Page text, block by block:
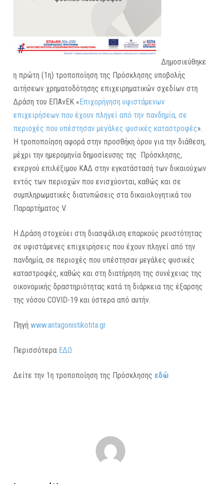
Δημοσιεύθηκε
η πρώτη (1η) τροποποίηση της Πρόσκλησης υποβολής
αιτήσεων χρηματοδότησης επιχειρηματικών σχεδίων στη
Δράση του ΕΠΑνΕΚ «Επιχορήγηση υφιστάμενων
επιχειρήσεων που έχουν πληγεί από την πανδημία, σε
περιοχές που υπέστησαν μεγάλες φυσικές καταστροφές».
Η τροποποίηση αφορά στην προσθήκη όρου για την διάθεση,
μέχρι την ημερομηνία δημοσίευσης της Πρόσκλησης,
ενεργού επιλέξιμου ΚΑΔ στην εγκατάστασή των δικαιούχων
εντός των περιοχών που ενισχύονται, καθώς και σε
συμπληρωματικές διατυπώσεις στα δικαιολογητικά του
Παραρτήματος V.
Η Δράση στοχεύει στη διασφάλιση επαρκούς ρευστότητας
σε υφιστάμενες επιχειρήσεις που έχουν πληγεί από την
πανδημία, σε περιοχές που υπέστησαν μεγάλες φυσικές
καταστροφές, καθώς και στη διατήρηση της συνέχειας της
οικονομικής δραστηριότητας κατά τη διάρκεια της έξαρσης
της νόσου COVID-19 και ύστερα από αυτήν.
Πηγή www.antagonistikotita.gr
Περισσότερα ΕΔΩ
Δείτε την 1η τροποποίηση της Πρόσκλησης εδώ